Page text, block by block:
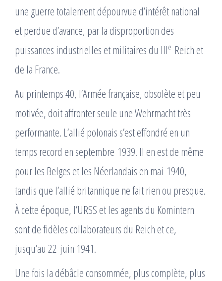
une guerre totalement dépourvue d’intérêt national
et perdue d’avance, par la disproportion des
puissances industrielles et militaires du IIIe Reich et
de la France.
Au printemps 40, l’Armée française, obsolète et peu
motivée, doit affronter seule une Wehrmacht très
performante. L’allié polonais s’est effondré en un
temps record en septembre 1939. Il en est de même
pour les Belges et les Néerlandais en mai 1940,
tandis que l’allié britannique ne fait rien ou presque.
À cette époque, l’URSS et les agents du Komintern
sont de fidèles collaborateurs du Reich et ce,
jusqu’au 22 juin 1941.
Une fois la débâcle consommée, plus complète, plus